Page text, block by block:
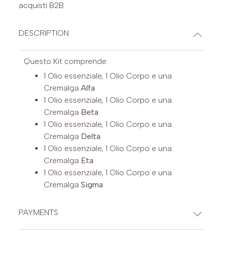
acquisti B2B
DESCRIPTION
Questo Kit comprende:
1 Olio essenziale, 1 Olio Corpo e una
CremalgaAlfa
1 Olio essenziale, 1 Olio Corpo e una
Cremalga Beta
1 Olio essenziale, 1 Olio Corpo e una
Cremalga Delta
1 Olio essenziale, 1 Olio Corpo e una
Cremalga Eta
1 Olio essenziale, 1 Olio Corpo e una
CremalgaSigma
PAYMENTS